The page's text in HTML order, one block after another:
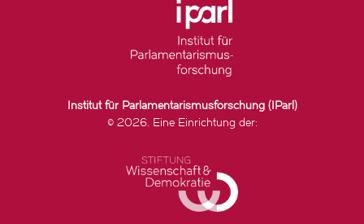
Institut für Parlamentarismusforschung (IParl)
© 2026. Eine Einrichtung der: